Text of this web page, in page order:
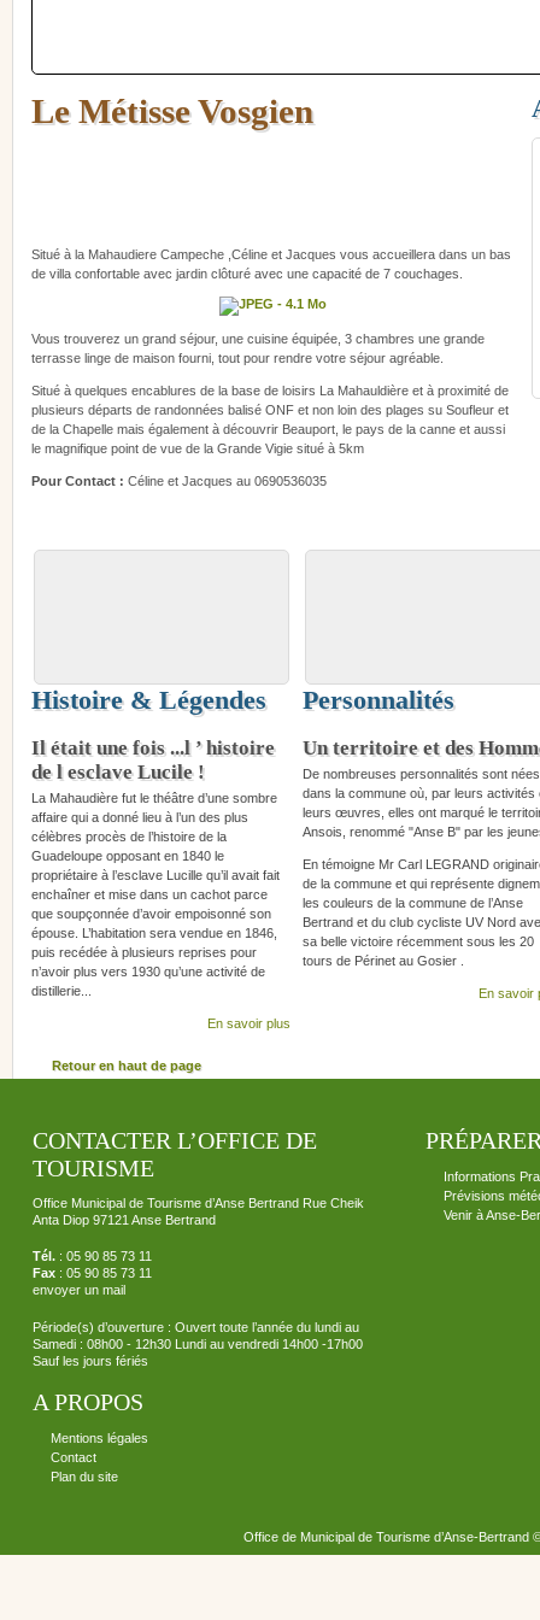
Le Métisse Vosgien
Situé à la Mahaudiere Campeche ,Céline et Jacques vous accueillera dans un bas
de villa confortable avec jardin clôturé avec une capacité de 7 couchages.
Vous trouverez un grand séjour, une cuisine équipée, 3 chambres une grande
terrasse linge de maison fourni, tout pour rendre votre séjour agréable.
Situé à quelques encablures de la base de loisirs La Mahauldière et à proximité de
plusieurs départs de randonnées balisé ONF et non loin des plages su Soufleur et
de la Chapelle mais également à découvrir Beauport, le pays de la canne et aussi
le magnifique point de vue de la Grande Vigie situé à 5km
Pour Contact : Céline et Jacques au 0690536035
Histoire & Légendes
Il était une fois ...l ’ histoire
de l esclave Lucile !
La Mahaudière fut le théâtre d’une sombre
affaire qui a donné lieu à l’un des plus
célèbres procès de l’histoire de la
Guadeloupe opposant en 1840 le
propriétaire à l’esclave Lucille qu’il avait fait
enchaîner et mise dans un cachot parce
que soupçonnée d’avoir empoisonné son
épouse. L’habitation sera vendue en 1846,
puis recédée à plusieurs reprises pour
n’avoir plus vers 1930 qu’une activité de
distillerie...
En savoir plus
Personnalités
Un territoire et des
De nombreuses personnalités sont nées
dans la commune où, par leurs activités
leurs œuvres, elles ont marqué le
Ansois, renommé "Anse B" par les
En témoigne Mr Carl LEGRAND
de la commune et qui représente
les couleurs de la commune de l’Anse
Bertrand et du club cycliste UV Nord
sa belle victoire récemment sous les 20
tours de Périnet au Gosier .
En savoir
Retour en haut de page
CONTACTER L’OFFICE DE
TOURISME
Office Municipal de Tourisme d’Anse Bertrand Rue Cheik
Anta Diop 97121 Anse Bertrand
Tél. : 05 90 85 73 11
Fax : 05 90 85 73 11
envoyer un mail
Période(s) d’ouverture : Ouvert toute l’année du lundi au
Samedi : 08h00 - 12h30 Lundi au vendredi 14h00 -17h00
Sauf les jours fériés
A PROPOS
Mentions légales
Contact
Plan du site
Informations
Prévisions
Venir à Anse-
Office de Municipal de Tourisme d’Anse-